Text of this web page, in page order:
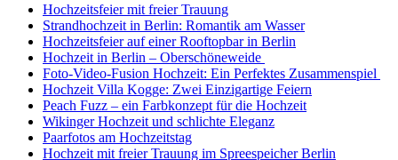
Hochzeitsfeier mit freier Trauung
Strandhochzeit in Berlin: Romantik am Wasser
Hochzeitsfeier auf einer Rooftopbar in Berlin
Hochzeit in Berlin – Oberschöneweide
Foto-Video-Fusion Hochzeit: Ein Perfektes Zusammenspiel
Hochzeit Villa Kogge: Zwei Einzigartige Feiern
Peach Fuzz – ein Farbkonzept für die Hochzeit
Wikinger Hochzeit und schlichte Eleganz
Paarfotos am Hochzeitstag
Hochzeit mit freier Trauung im Spreespeicher Berlin